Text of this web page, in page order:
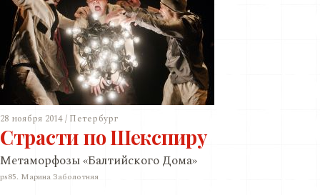
28 ноября 2014 / Петербург
Страсти по Шекспиру
Метаморфозы «Балтийского Дома»
ps85. Марина Заболотняя